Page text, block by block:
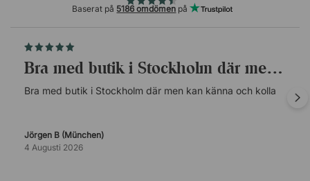
Baserat på 5186 omdömen på
Bra med butik i Stockholm där men kan…
Bra med butik i Stockholm där men kan känna och kolla
Jörgen B (München)
4 Augusti 2026